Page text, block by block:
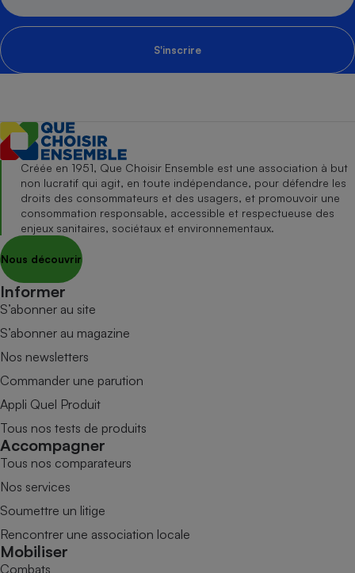
S'inscrire
Créée en 1951, Que Choisir Ensemble est une association à but
non lucratif qui agit, en toute indépendance, pour défendre les
droits des consommateurs et des usagers, et promouvoir une
consommation responsable, accessible et respectueuse des
enjeux sanitaires, sociétaux et environnementaux.
Nous découvrir
Informer
S’abonner au site
S’abonner au magazine
Nos newsletters
Commander une parution
Appli Quel Produit
Tous nos tests de produits
Accompagner
Tous nos comparateurs
Nos services
Soumettre un litige
Rencontrer une association locale
Mobiliser
Combats